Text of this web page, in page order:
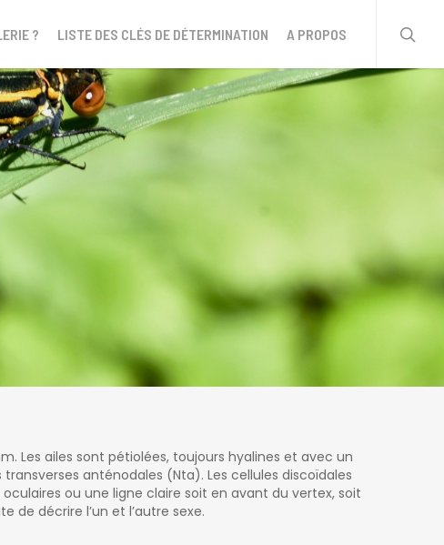
? LISTE DES CLÉS DE DÉTERMINATION A PROPOS
Les ailes sont pétiolées, toujours hyalines et avec un
anténodales (Nta). Les cellules discoïdales
ou une ligne claire soit en avant du vertex, soit
de décrire l’un et l’autre sexe.